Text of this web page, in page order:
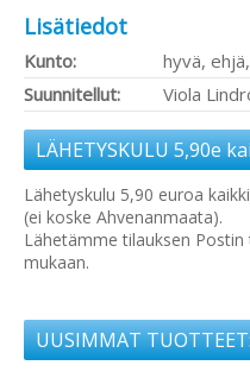
Lisätiedot
Kunto:
hyvä,
Suunnitellut:
Viola
LÄHETYSKULU 5,90e
Lähetyskulu 5,90 euroa
(ei koske Ahvenanmaata).
Lähetämme tilauksen
mukaan.
UUSIMMAT